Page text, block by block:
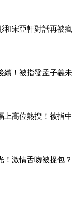
和宋亞軒對話再被瘋
續！被指發孟子義未
上高位熱搜！被指中
激情舌吻被捉包？